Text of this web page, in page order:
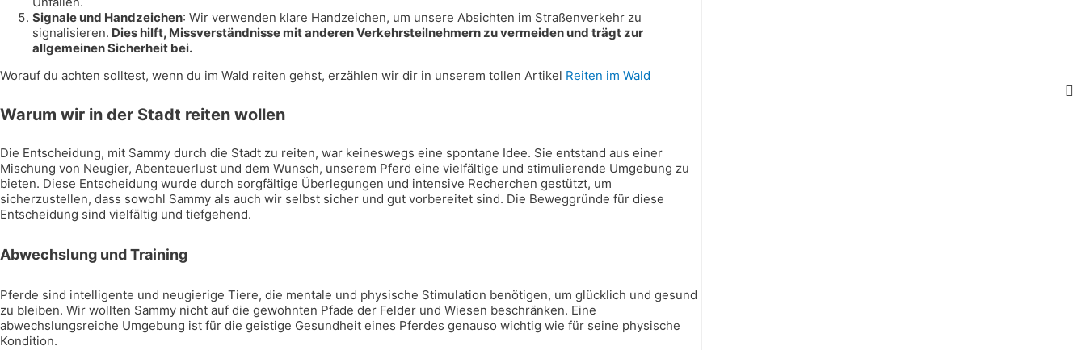
Signale und Handzeichen: Wir verwenden klare Handzeichen, um unsere Absichten im Straßenverkehr zu
signalisieren. Dies hilft, Missverständnisse mit anderen Verkehrsteilnehmern zu vermeiden und trägt zur
allgemeinen Sicherheit bei.
Worauf du achten solltest, wenn du im Wald reiten gehst, erzählen wir dir in unserem tollen Artikel Reiten im Wald
Warum wir in der Stadt reiten wollen
Die Entscheidung, mit Sammy durch die Stadt zu reiten, war keineswegs eine spontane Idee. Sie entstand aus einer
Mischung von Neugier, Abenteuerlust und dem Wunsch, unserem Pferd eine vielfältige und stimulierende Umgebung zu
bieten. Diese Entscheidung wurde durch sorgfältige Überlegungen und intensive Recherchen gestützt, um
sicherzustellen, dass sowohl Sammy als auch wir selbst sicher und gut vorbereitet sind. Die Beweggründe für diese
Entscheidung sind vielfältig und tiefgehend.
Abwechslung und Training
Pferde sind intelligente und neugierige Tiere, die mentale und physische Stimulation benötigen, um glücklich und gesund
zu bleiben. Wir wollten Sammy nicht auf die gewohnten Pfade der Felder und Wiesen beschränken. Eine
abwechslungsreiche Umgebung ist für die geistige Gesundheit eines Pferdes genauso wichtig wie für seine physische
Kondition.